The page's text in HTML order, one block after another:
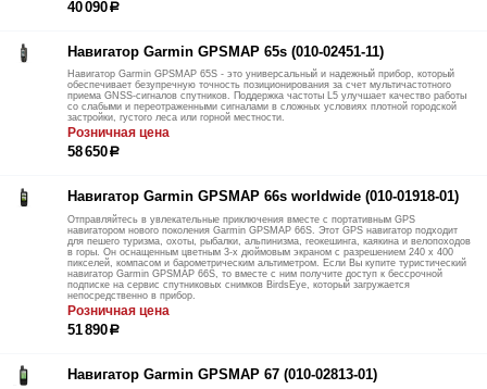
40 090р
Навигатор Garmin GPSMAP 65s (010-02451-11)
Навигатор Garmin GPSMAP 65S - это универсальный и надежный прибор, который
обеспечивает безупречную точность позиционирования за счет мультичастотного
приема GNSS-сигналов спутников. Поддержка частоты L5 улучшает качество работы
со слабыми и переотраженными сигналами в сложных условиях плотной городской
застройки, густого леса или горной местности.
Розничная цена
58 650р
Навигатор Garmin GPSMAP 66s worldwide (010-01918-01)
Отправляйтесь в увлекательные приключения вместе с портативным GPS
навигатором нового поколения Garmin GPSMAP 66S. Этот GPS навигатор подходит
для пешего туризма, охоты, рыбалки, альпинизма, геокешинга, каякина и велопоходов
в горы. Он оснащенным цветным 3-х дюймовым экраном с разрешением 240 х 400
пикселей, компасом и барометрическим альтиметром. Если Вы купите туристический
навигатор Garmin GPSMAP 66S, то вместе с ним получите доступ к бессрочной
подписке на сервис спутниковых снимков BirdsEye, который загружается
непосредственно в прибор.
Розничная цена
51 890р
Навигатор Garmin GPSMAP 67 (010-02813-01)